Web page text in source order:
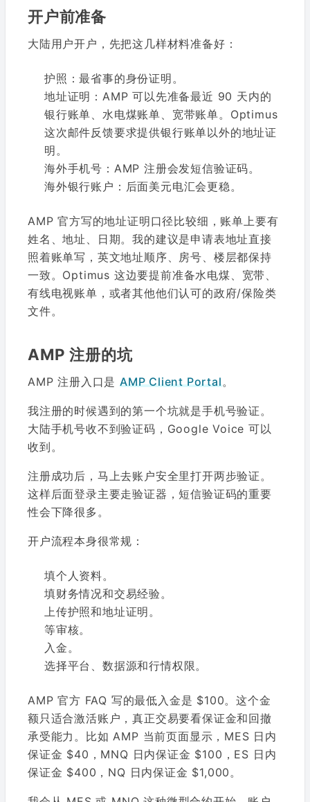
开户前准备
大陆用户开户，先把这几样材料准备好：
护照：最省事的身份证明。
地址证明：AMP 可以先准备最近 90 天内的
银行账单、水电煤账单、宽带账单。Optimus
这次邮件反馈要求提供银行账单以外的地址证
明。
海外手机号：AMP 注册会发短信验证码。
海外银行账户：后面美元电汇会更稳。
AMP 官方写的地址证明口径比较细，账单上要有
姓名、地址、日期。我的建议是申请表地址直接
照着账单写，英文地址顺序、房号、楼层都保持
一致。Optimus 这边要提前准备水电煤、宽带、
有线电视账单，或者其他他们认可的政府/保险类
文件。
AMP 注册的坑
AMP 注册入口是 AMP Client Portal。
我注册的时候遇到的第一个坑就是手机号验证。
大陆手机号收不到验证码，Google Voice 可以
收到。
注册成功后，马上去账户安全里打开两步验证。
这样后面登录主要走验证器，短信验证码的重要
性会下降很多。
开户流程本身很常规：
填个人资料。
填财务情况和交易经验。
上传护照和地址证明。
等审核。
入金。
选择平台、数据源和行情权限。
AMP 官方 FAQ 写的最低入金是 $100。这个金
额只适合激活账户，真正交易要看保证金和回撤
承受能力。比如 AMP 当前页面显示，MES 日内
保证金 $40，MNQ 日内保证金 $100，ES 日内
保证金 $400，NQ 日内保证金 $1,000。